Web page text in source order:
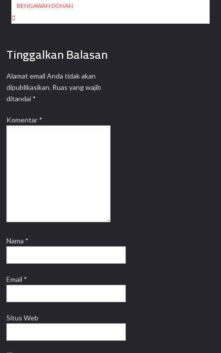
BENGAWAN DONAN
Tinggalkan Balasan
Alamat email Anda tidak akan
dipublikasikan. Ruas yang wajib
ditandai *
Komentar *
Nama *
Email *
Situs Web